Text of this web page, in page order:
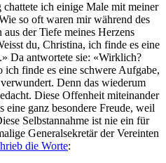
ich einige Male mit meiner
so oft waren mir während des
der Tiefe meines Herzens
du, Christina, ich finde es eine
Da antwortete sie: «Wirklich?
finde es eine schwere Aufgabe,
Denn das wiederum
Diese Offenheit miteinander
eine ganz besondere Freude, weil
Selbstannahme ist nie ein für
Generalsekretär der Vereinten
die Worte: